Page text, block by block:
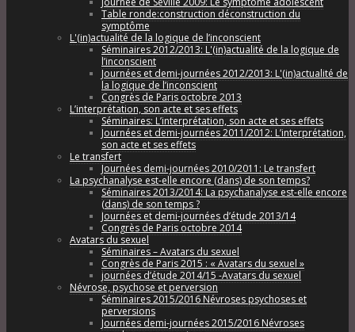
Table ronde:construction déconstruction du
symptôme
L'(in)actualité de la logique de l’inconscient
Séminaires 2012/2013: L'(in)actualité de la logique de
l’inconscient
Journées et demi-journées 2012/2013: L'(in)actualité de
la logique de l’inconscient
Congrès de Paris octobre 2013
L’interprétation, son acte et ses effets
Séminaires: L’interprétation, son acte et ses effets
Journées et demi-journées 2011/2012: L’interprétation,
son acte et ses effets
Le transfert
Journées demi-journées 2010/2011: Le transfert
La psychanalyse est-elle encore (dans) de son temps?
Séminaires 2013/2014: La psychanalyse est-elle encore
(dans) de son temps ?
Journées et demi-journées d’étude 2013/14
Congrès de Paris octobre 2014
Avatars du sexuel
Séminaires – Avatars du sexuel
Congrès de Paris 2015 : « Avatars du sexuel »
journées d’étude 2014/15 -Avatars du sexuel
Névrose, psychose et perversion
Séminaires 2015/2016 Névroses psychoses et
perversions
Journées demi-journées 2015/2016 Névroses